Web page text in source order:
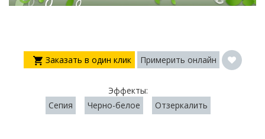
Заказать в один клик Примерить онлайн
Эффекты:
Сепия
Черно-белое Отзеркалить